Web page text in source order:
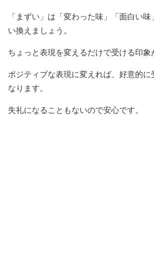
「まずい」は「変わった味」「面白い
い換えましょう。
ちょっと表現を変えるだけで受ける印象
ポジティブな表現に変えれば、好意的に
なります。
失礼になることもないので安心です。